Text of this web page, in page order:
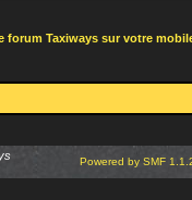
forum Taxiways sur votre
Powered by SMF